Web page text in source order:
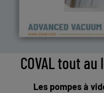
COVAL tout
Les pompes à